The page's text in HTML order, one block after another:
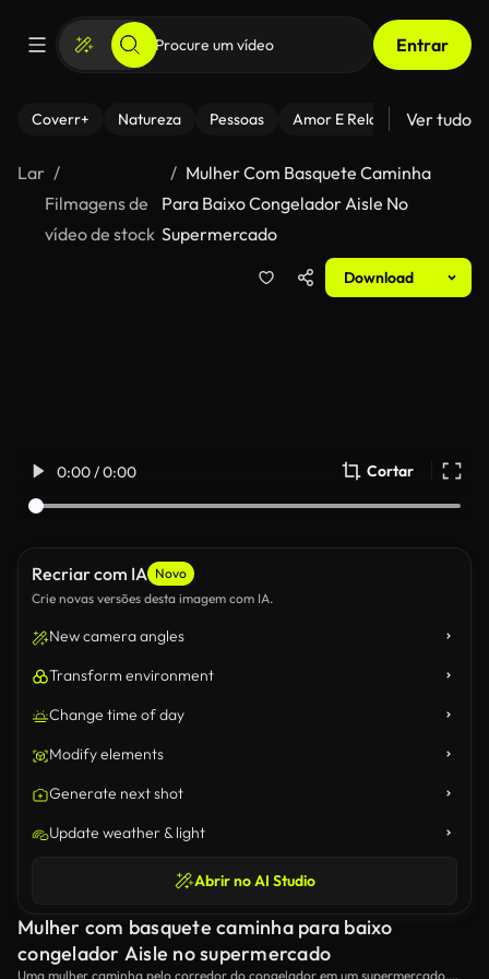
Entrar
Coverr+ Natureza Pessoas Amor E Relacionamentos
Ver tudo
Lar
Filmagens de
vídeo de stock
Mulher Com Basquete Caminha
Para Baixo Congelador Aisle No
Supermercado
Download
0:00 / 0:00 Cortar
Recriar com IA Novo
Crie novas versões desta imagem com IA.
New camera angles
Transform environment
Change time of day
Modify elements
Generate next shot
Update weather & light
Abrir no AI Studio
Mulher com basquete caminha para baixo
congelador Aisle no supermercado
Uma mulher caminha pelo corredor do congelador em um supermercado,